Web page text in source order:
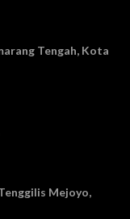
Tengah, Kota
Mejoyo,